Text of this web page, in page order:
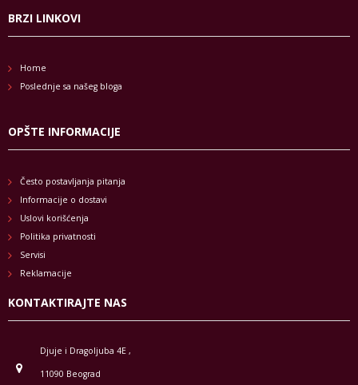
BRZI LINKOVI
Home
Poslednje sa našeg bloga
OPŠTE INFORMACIJE
Često postavljanja pitanja
Informacije o dostavi
Uslovi korišćenja
Politika privatnosti
Servisi
Reklamacije
KONTAKTIRAJTE NAS
Djuje i Dragoljuba 4E ,
11090 Beograd